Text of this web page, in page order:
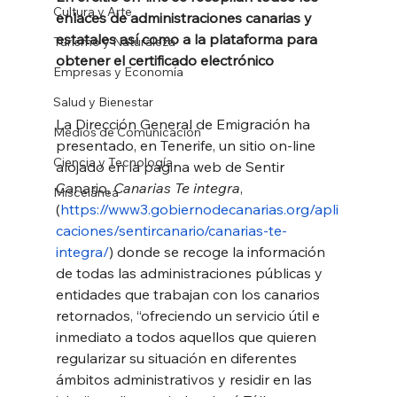
Cultura y Arte
Turismo y Naturaleza
Empresas y Economía
Salud y Bienestar
Medios de Comunicación
Ciencia y Tecnología
Miscelánea
enlaces de administraciones canarias y
estatales así como a la plataforma para
obtener el certificado electrónico
La Dirección General de Emigración ha
presentado, en Tenerife, un sitio on-line
alojado en la pagina web de Sentir
Canario, Canarias Te integra,
(https://www3.gobiernodecanarias.org/apli
caciones/sentircanario/canarias-te-
integra/) donde se recoge la información
de todas las administraciones públicas y
entidades que trabajan con los canarios
retornados, “ofreciendo un servicio útil e
inmediato a todos aquellos que quieren
regularizar su situación en diferentes
ámbitos administrativos y residir en las